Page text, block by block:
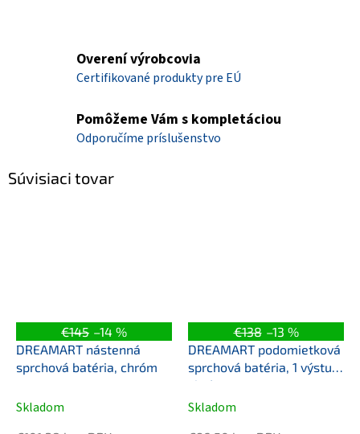
Overení výrobcovia
Certifikované produkty pre EÚ
Pomôžeme Vám s kompletáciou
Odporučíme príslušenstvo
Súvisiaci tovar
€145 –14 %
DREAMART nástenná
sprchová batéria, chróm
Skladom
€138 –13 %
DREAMART podomietková
sprchová batéria, 1 výstup,
chróm
Skladom